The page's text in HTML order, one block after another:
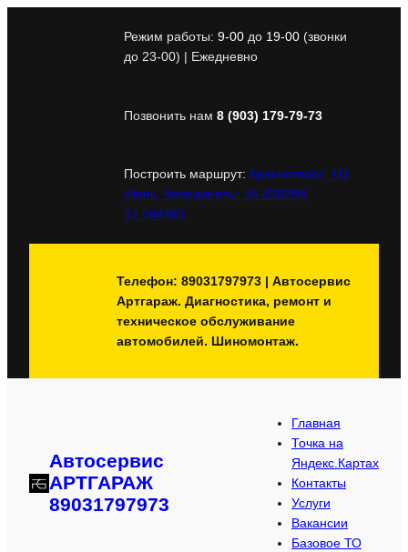
Режим работы: 9-00 до 19-00 (звонки
до 23-00) | Ежедневно
Позвонить нам 8 (903) 179-79-73
Построить маршрут: Красногорск, ТЦ
Июнь, Координаты: 55.820288,
37.344961
Телефон: 89031797973 | Автосервис
Артгараж. Диагностика, ремонт и
техническое обслуживание
автомобилей. Шиномонтаж.
Автосервис
АРТГАРАЖ
89031797973
Главная
Точка на
Яндекс.Картах
Контакты
Услуги
Вакансии
Базовое ТО